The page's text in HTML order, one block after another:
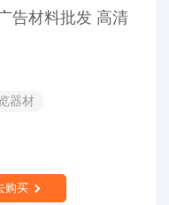
告材料批发 高清
器材
购买